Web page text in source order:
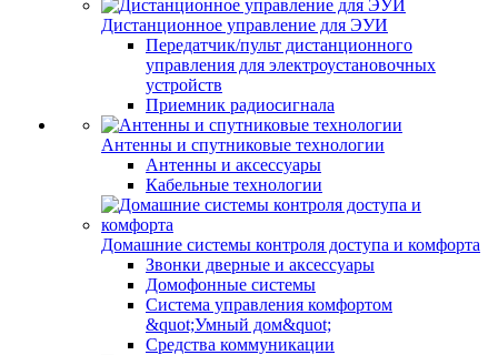
Дистанционное управление для ЭУИ
Передатчик/пульт дистанционного
управления для электроустановочных
устройств
Приемник радиосигнала
Антенны и спутниковые технологии
Антенны и аксессуары
Кабельные технологии
Домашние системы контроля доступа и комфорта
Звонки дверные и аксессуары
Домофонные системы
Система управления комфортом
&quot;Умный дом&quot;
Средства коммуникации